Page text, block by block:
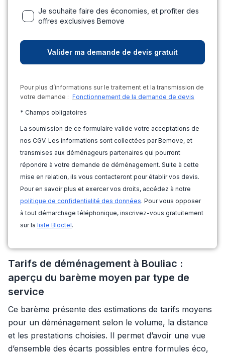
Je souhaite faire des économies, et profiter des
offres exclusives Bemove
Pour plus d’informations sur le traitement et la transmission de
votre demande : Fonctionnement de la demande de devis
* Champs obligatoires
La soumission de ce formulaire valide votre acceptations de
nos CGV. Les informations sont collectées par Bemove, et
transmises aux déménageurs partenaires qui pourront
répondre à votre demande de déménagement. Suite à cette
mise en relation, ils vous contacteront pour établir vos devis.
Pour en savoir plus et exercer vos droits, accédez à notre
politique de confidentialité des données. Pour vous opposer
à tout démarchage téléphonique, inscrivez-vous gratuitement
sur la liste Bloctel.
Tarifs de déménagement à Bouliac :
aperçu du barème moyen par type de
service
Ce barème présente des estimations de tarifs moyens
pour un déménagement selon le volume, la distance
et les prestations choisies. Il permet d’avoir une vue
d’ensemble des écarts possibles entre formules éco,